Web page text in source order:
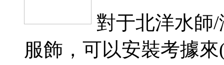
對于北洋水師
服飾，可以安裝考